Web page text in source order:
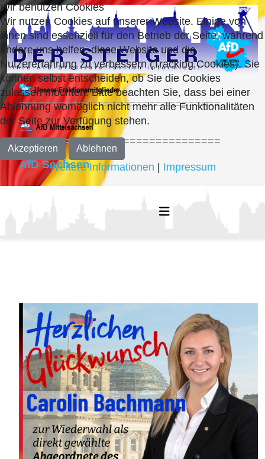
===============================
===============================
AfD Sachsen
Wir benutzen Cookies
Wir nutzen Cookies auf unserer Website. Einige von
ihnen sind essenziell für den Betrieb der Seite, während
andere uns helfen, diese Website und die
Nutzererfahrung zu verbessern (Tracking Cookies). Sie
können selbst entscheiden, ob Sie die Cookies
zulassen möchten. Bitte beachten Sie, dass bei einer
Ablehnung womöglich nicht mehr alle Funktionalitäten
der Seite zur Verfügung stehen.
Akzeptieren Ablehnen
Weitere Informationen Impressum